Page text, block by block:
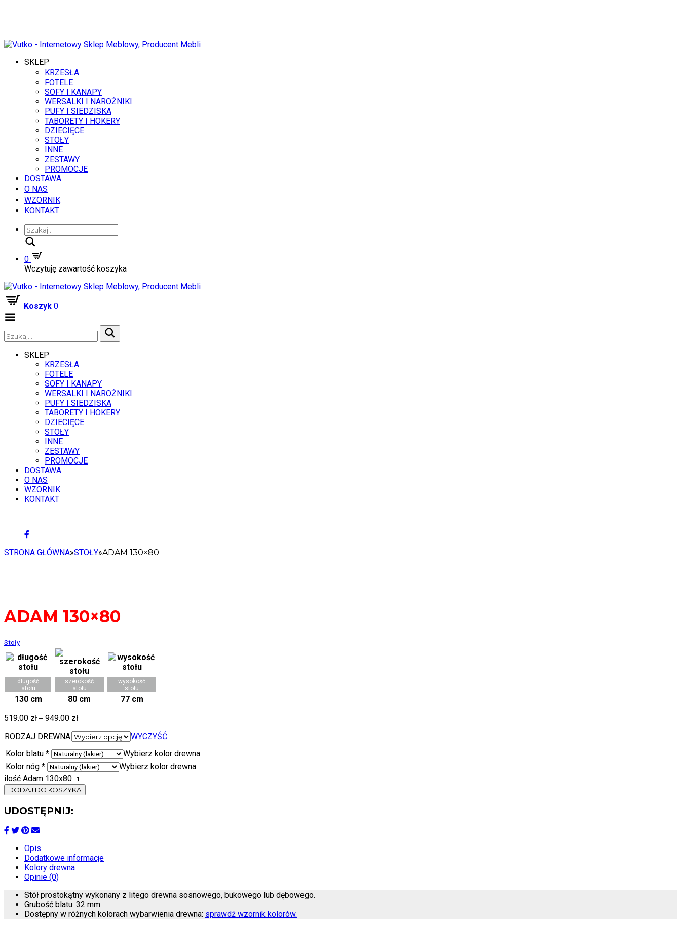
SKLEP
KRZESŁA
FOTELE
SOFY I KANAPY
WERSALKI I NAROŻNIKI
PUFY I SIEDZISKA
TABORETY I HOKERY
DZIECIĘCE
STOŁY
INNE
ZESTAWY
PROMOCJE
DOSTAWA
O NAS
WZORNIK
KONTAKT
0
Wczytuję zawartość koszyka
Koszyk 0
SKLEP
KRZESŁA
FOTELE
SOFY I KANAPY
WERSALKI I NAROŻNIKI
PUFY I SIEDZISKA
TABORETY I HOKERY
DZIECIĘCE
STOŁY
INNE
ZESTAWY
PROMOCJE
DOSTAWA
O NAS
WZORNIK
KONTAKT
STRONA GŁÓWNA»STOŁY»ADAM 130×80
ADAM 130×80
Stoły
długość
stołu
szerokość
stołu
wysokość
stołu
130 cm 80 cm
77 cm
519.00 zł – 949.00 zł
RODZAJ DREWNA
WYCZYŚĆ
Kolor blatu *
Wybierz kolor drewna
Kolor nóg *
Wybierz kolor drewna
ilość Adam 130x80
DODAJ DO KOSZYKA
UDOSTĘPNIJ:
Opis
Dodatkowe informacje
Kolory drewna
Opinie (0)
Stół prostokątny wykonany z litego drewna sosnowego, bukowego lub dębowego.
Grubość blatu: 32 mm
Dostępny w różnych kolorach wybarwienia drewna: sprawdź wzornik kolorów.